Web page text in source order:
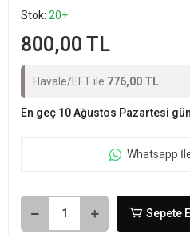
Stok: 20+
800,00 TL
Havale/EFT ile 776,00 TL
En geç 10 Ağustos Pazartesi
Whatsapp
Sepete